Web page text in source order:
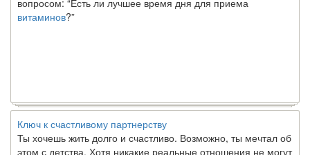
Ключ к счастливому партнерству
Ты хочешь жить долго и счастливо. Возможно, ты мечтал об
этом с детства. Хотя никакие реальные отношения не могут
сравниться со сказочными фильмами, многие люди